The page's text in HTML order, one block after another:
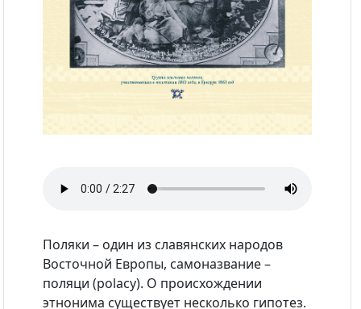
Поляки – один из славянских народов
Восточной Европы, самоназвание –
поляци (polacy). О происхождении
этнонима существует несколько гипотез.